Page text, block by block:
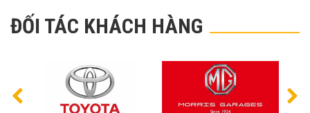
ĐỐI TÁC KHÁCH HÀNG